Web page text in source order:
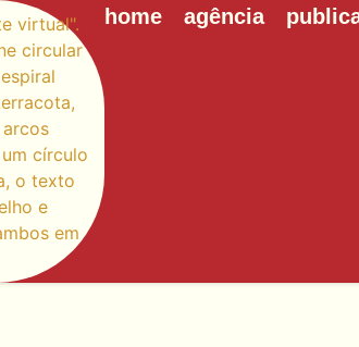
home agência
RESTAURO